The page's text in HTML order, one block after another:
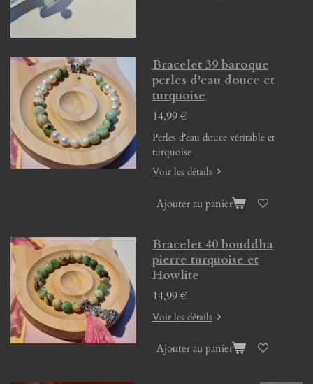
Bracelet 39 baroque
perles d'eau douce et
turquoise
14,99 €
Perles d'eau douce véritable et
turquoise
Voir les détails
Ajouter au panier
Bracelet 40 bouddha
pierre turquoise et
Howlite
14,99 €
Voir les détails
Ajouter au panier